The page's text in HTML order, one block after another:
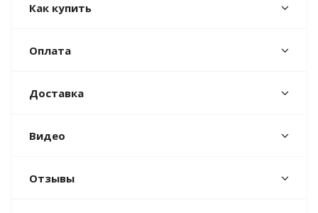
Как купить
Оплата
Доставка
Видео
Отзывы